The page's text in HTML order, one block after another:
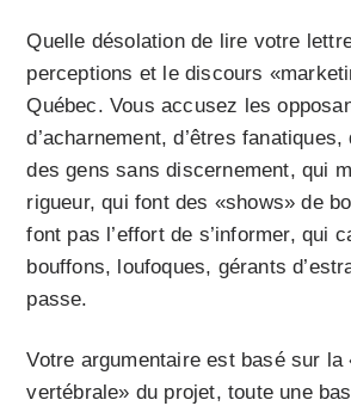
Quelle désolation de lire votre
perceptions et le discours
Québec. Vous accusez les
d’acharnement, d’êtres
des gens sans discernement, qui
rigueur, qui font des «shows» de
font pas l’effort de s’informer, qui
bouffons, loufoques, gérants
passe.
Votre argumentaire est basé sur la
vertébrale» du projet, toute une